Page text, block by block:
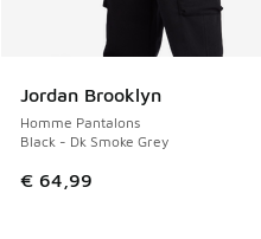
Jordan Brooklyn
Homme Pantalons
Black - Dk Smoke Grey
€ 64,99